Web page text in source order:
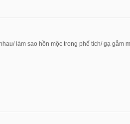
làm sao hồn mộc trong phế tích/ gạ gẫm